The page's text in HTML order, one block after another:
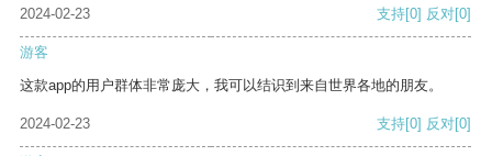
2024-02-23
支持[0] 反对[0]
游客
这款app的用户群体非常庞大，我可以结识到来自世界各地的朋友。
2024-02-23 支持[0] 反对[0]